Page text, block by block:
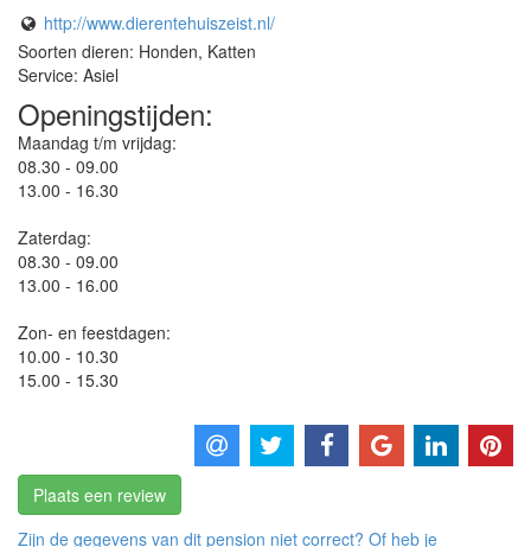
http://www.dierentehuiszeist.nl/
Soorten dieren: Honden, Katten
Service: Asiel
Openingstijden:
Maandag t/m vrijdag:
08.30 - 09.00
13.00 - 16.30
Zaterdag:
08.30 - 09.00
13.00 - 16.00
Zon- en feestdagen:
10.00 - 10.30
15.00 - 15.30
Plaats een review
Zijn de gegevens van dit pension niet correct? Of heb je